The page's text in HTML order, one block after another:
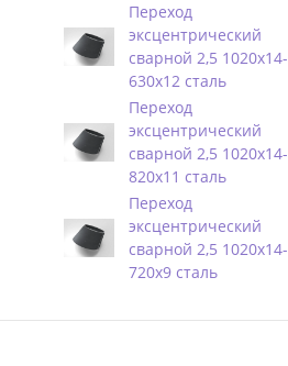
Переход
эксцентрический
сварной 2,5 1020х14-
630х12 сталь
Переход
эксцентрический
сварной 2,5 1020х14-
820х11 сталь
Переход
эксцентрический
сварной 2,5 1020х14-
720х9 сталь